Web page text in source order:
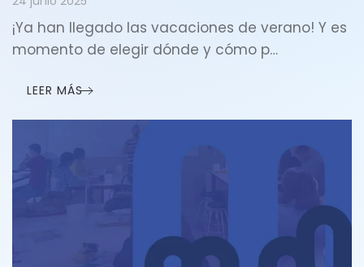
¡Ya han llegado las vacaciones de verano! Y es
momento de elegir dónde y cómo p…
LEER MÁS